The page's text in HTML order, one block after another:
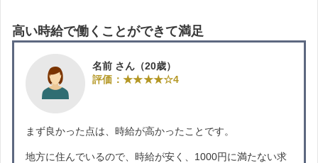
高い時給で働くことができて満足
名前 さん（20歳）
評価：★★★★☆4
まず良かった点は、時給が高かったことです。
地方に住んでいるので、時給が安く、1000円に満たない求